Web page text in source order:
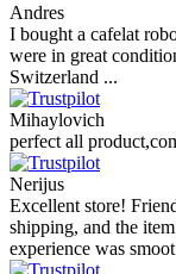
Andres
I bought a cafelat
were in great
Switzerland ...
Mihaylovich
perfect all
Nerijus
Excellent store!
shipping, and the
experience was